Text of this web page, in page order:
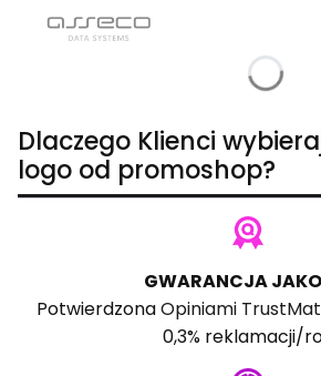
Dlaczego Klienci
logo od promoshop?
GWARANCJA
PotwierdzonaOpiniami
0,3% reklamacji/